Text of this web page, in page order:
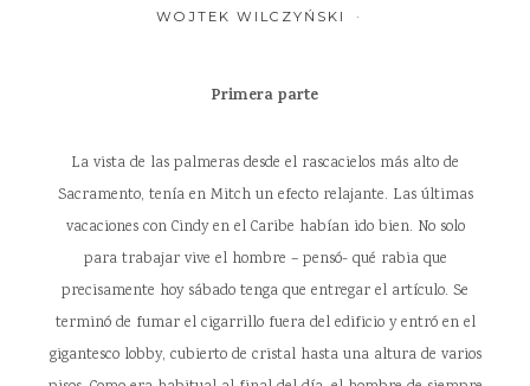
WOJTEK WILCZYŃSKI
Primera parte
La vista de las palmeras desde el rascacielos más alto de
Sacramento, tenía en Mitch un efecto relajante. Las últimas
vacaciones con Cindy en el Caribe habían ido bien. No solo
para trabajar vive el hombre – pensó- qué rabia que
precisamente hoy sábado tenga que entregar el artículo. Se
terminó de fumar el cigarrillo fuera del edificio y entró en el
gigantesco lobby, cubierto de cristal hasta una altura de varios